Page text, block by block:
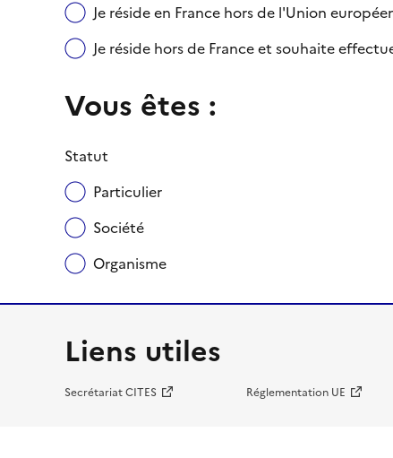
Je réside en France hors de l'Union
Je réside hors de France et souhaite
Vous êtes :
Statut
Particulier
Société
Organisme
Liens utiles
Secrétariat CITES Réglementation UE